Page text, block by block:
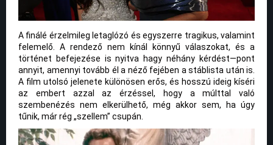
A finálé érzelmileg letaglózó és egyszerre tragikus, valamint
felemelő. A rendező nem kínál könnyű válaszokat, és a
történet befejezése is nyitva hagy néhány kérdést—pont
annyit, amennyi tovább él a néző fejében a stáblista után is.
A film utolsó jelenete különösen erős, és hosszú ideig kíséri
az embert azzal az érzéssel, hogy a múlttal való
szembenézés nem elkerülhető, még akkor sem, ha úgy
tűnik, már rég „szellem” csupán.